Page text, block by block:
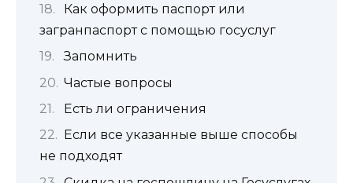
Как оформить паспорт или
загранпаспорт с помощью госуслуг
Запомнить
Частые вопросы
Есть ли ограничения
Если все указанные выше способы
не подходят